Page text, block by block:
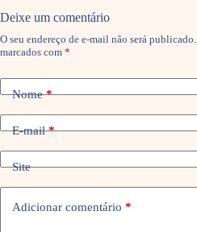
Deixe um comentário
O seu endereço de e-mail não será publicado.
marcados com *
Nome*
E-mail*
Site
Adicionar comentário *